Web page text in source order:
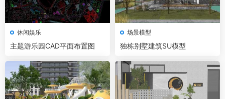
休闲娱乐
主题游乐园CAD平面布置图
场景模型
独栋别墅建筑SU模型